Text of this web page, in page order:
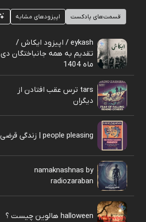
قسمت‌های پادکست اپیزودهای مشابه
eykash / اپیزود ایکاش /
تقدیم به همه جانباختگان دی
ماه 1404
tars ترس عقب افتادن از
دیگران
people pleasing | زندگی قرضی
namaknashnas by
radiozaraban
halloween هالوین چیست ؟